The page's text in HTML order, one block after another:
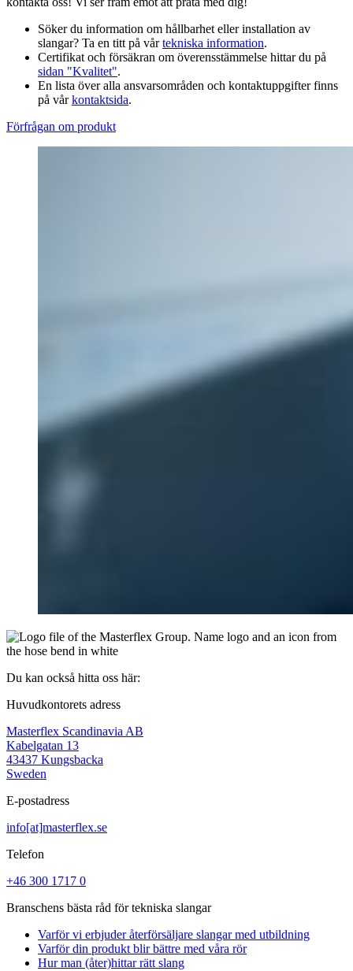
Söker du information om hållbarhet eller installation av
slangar? Ta en titt på vårtekniska information.
Certifikat och försäkran om överensstämmelse hittar du på
sidan "Kvalitet".
En lista över alla ansvarsområden och kontaktuppgifter finns
på vårkontaktsida.
Förfrågan om produkt
Du kan också hitta oss här:
Huvudkontorets adress
Masterflex Scandinavia AB
Kabelgatan 13
43437 Kungsbacka
Sweden
E-postadress
info[at]masterflex.se
Telefon
+46 300 1717 0
Branschens bästa råd för tekniska slangar
Varför vi erbjuder återförsäljare slangar med utbildning
Varför din produkt blir bättre med våra rör
Hur man (åter)hittar rätt slang